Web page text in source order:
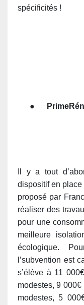
spécificités !
●
Il y a tout
dispositif en place
proposé par
réaliser des
pour une
meilleure
écologique.
l’subvention est
s’élève à 11
modestes, 9
modestes, 5